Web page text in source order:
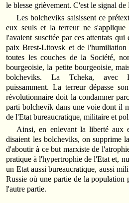
le blesse grièvement. C'est le signal de
Les bolcheviks saisissent ce
eux seuls et la terreur ne
l'avaient suscitée par ces attentats qui
paix Brest-Litovsk et de l'humiliation
toutes les couches de la Société,
bourgeoisie, la petite bourgeoisie,
bolcheviks. La Tcheka, avec
puissamment. La terreur dépasse
révolutionnaire doit la condamner
parti bolchevik dans une voie dont il
de l'Etat bureaucratique, militaire et
Ainsi, en enlevant la liberté aux
disaient les bolcheviks, on supprime
d'aboutir à ce but marxiste de
pratique à l'hypertrophie de l'Etat et,
un Etat aussi bureaucratique, aussi
Russie où une partie de la population
l'autre partie.